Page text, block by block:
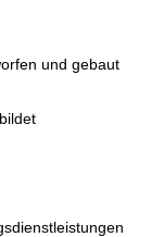
und gebaut